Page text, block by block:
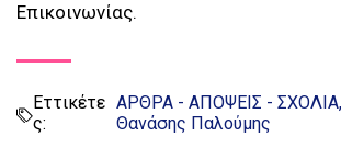
Επικοινωνίας.
Εττικέτε
ς:
ΑΡΘΡΑ - ΑΠΟΨΕΙΣ - ΣΧΟΛΙΑ
Θανάσης Παλούμης